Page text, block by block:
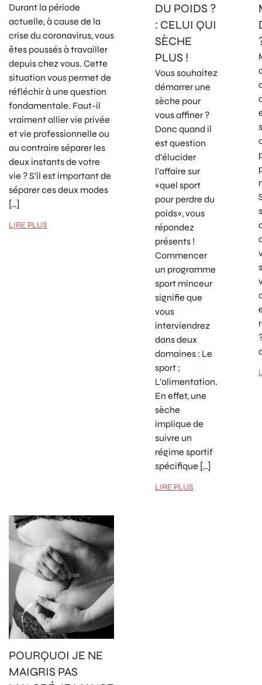
Durant la période
actuelle, à cause de la
crise du coronavirus, vous
êtes poussés à travailler
depuis chez vous. Cette
situation vous permet de
réfléchir à une question
fondamentale. Faut-il
vraiment allier vie privée
et vie professionnelle ou
au contraire séparer les
deux instants de votre
vie ? S’il est important de
séparer ces deux modes
[…]
LIRE PLUS
DU POIDS ?
: CELUI QUI
SÈCHE
PLUS !
Vous souhaitez
démarrer une
sèche pour
vous affiner ?
Donc quand il
est question
d’élucider
l’affaire sur
«quel sport
pour perdre du
poids», vous
répondez
présents !
Commencer
un programme
sport minceur
signifie que
vous
interviendrez
dans deux
domaines : Le
sport ;
L’alimentation.
En effet, une
sèche
implique de
suivre un
régime sportif
spécifique […]
LIRE PLUS
POURQUOI JE NE
MAIGRIS PAS